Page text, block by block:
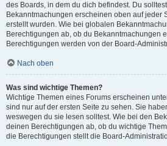
des Boards, in dem du dich befindest. Du
Bekanntmachungen erscheinen oben auf jeder
erstellt wurden. Wie bei globalen
Berechtigungen ab, ob du Bekanntmachungen
Berechtigungen werden von der Board-
Nach oben
Was sind wichtige Themen?
Wichtige Themen eines Forums erscheinen
sind nur auf der ersten Seite zu sehen. Sie
weswegen du sie lesen solltest. Wie bei den
deinen Berechtigungen ab, ob du wichtige
die Berechtigungen stellt die Board-